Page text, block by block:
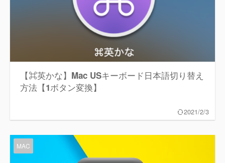
【⌘英かな】Mac USキーボード日本語切り替え
方法【1ボタン変換】
2021/2/3
MAC